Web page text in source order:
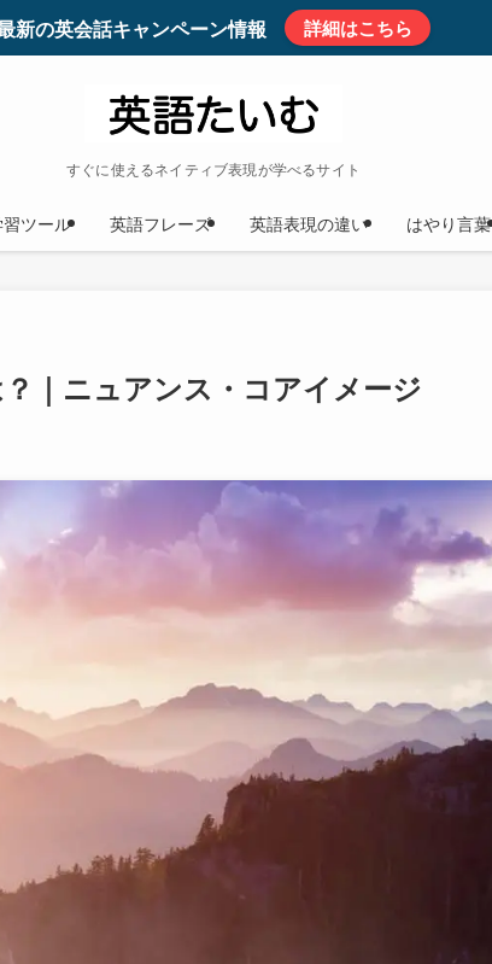
新の英会話キャンペーン情報 詳細はこちら
すぐに使えるネイティブ表現が学べるサイト
ツール 英語フレーズ 英語表現の違い はやり言葉
｜ニュアンス・コアイメージ